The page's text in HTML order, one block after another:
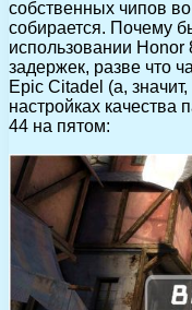
собственных чипов
собирается. Почему
использовании
задержек, разве что
Epic Citadel (а,
настройках качества
44 на пятом: